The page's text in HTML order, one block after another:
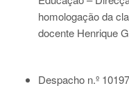
homologação da
docente Henrique
Despacho n.º